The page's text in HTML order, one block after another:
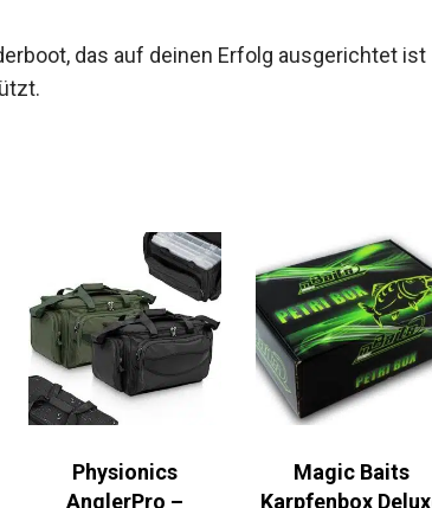
das auf deinen Erfolg ausgerichtet ist
Physionics
AnglerPro –
Magic Baits
Karpfenbox Deluxe